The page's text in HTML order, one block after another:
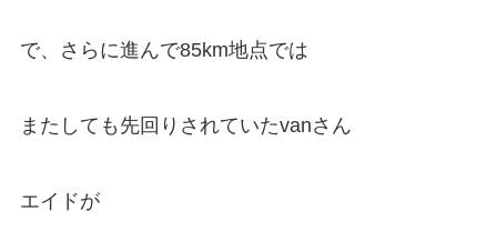
で、さらに進んで85km地点では
またしても先回りされていたvanさん
エイドが